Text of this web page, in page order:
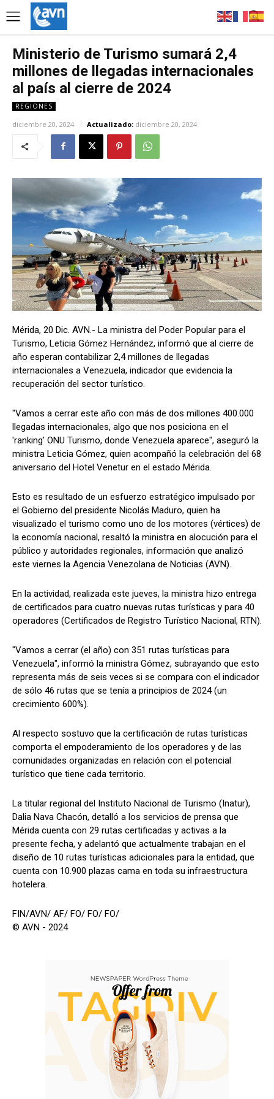
Ministerio de Turismo sumará 2,4
millones de llegadas internacionales
al país al cierre de 2024
REGIONES
diciembre 20, 2024 Actualizado: diciembre 20, 2024
Mérida, 20 Dic. AVN.- La ministra del Poder Popular para el
Turismo, Leticia Gómez Hernández, informó que al cierre de
año esperan contabilizar 2,4 millones de llegadas
internacionales a Venezuela, indicador que evidencia la
recuperación del sector turístico.
"Vamos a cerrar este año con más de dos millones 400.000
llegadas internacionales, algo que nos posiciona en el
'ranking' ONU Turismo, donde Venezuela aparece", aseguró la
ministra Leticia Gómez, quien acompañó la celebración del 68
aniversario del Hotel Venetur en el estado Mérida.
Esto es resultado de un esfuerzo estratégico impulsado por
el Gobierno del presidente Nicolás Maduro, quien ha
visualizado el turismo como uno de los motores (vértices) de
la economía nacional, resaltó la ministra en alocución para el
público y autoridades regionales, información que analizó
este viernes la Agencia Venezolana de Noticias (AVN).
En la actividad, realizada este jueves, la ministra hizo entrega
de certificados para cuatro nuevas rutas turísticas y para 40
operadores (Certificados de Registro Turístico Nacional, RTN).
"Vamos a cerrar (el año) con 351 rutas turísticas para
Venezuela", informó la ministra Gómez, subrayando que esto
representa más de seis veces si se compara con el indicador
de sólo 46 rutas que se tenía a principios de 2024 (un
crecimiento 600%).
Al respecto sostuvo que la certificación de rutas turísticas
comporta el empoderamiento de los operadores y de las
comunidades organizadas en relación con el potencial
turístico que tiene cada territorio.
La titular regional del Instituto Nacional de Turismo (Inatur),
Dalia Nava Chacón, detalló a los servicios de prensa que
Mérida cuenta con 29 rutas certificadas y activas a la
presente fecha, y adelantó que actualmente trabajan en el
diseño de 10 rutas turísticas adicionales para la entidad, que
cuenta con 10.900 plazas cama en toda su infraestructura
hotelera.
FIN/AVN/ AF/ FO/ FO/ FO/
© AVN - 2024